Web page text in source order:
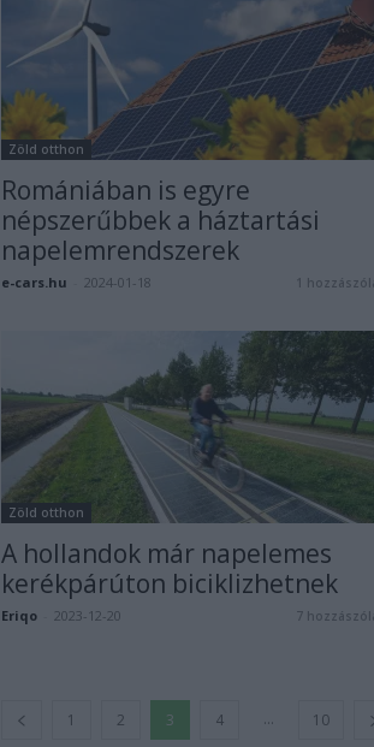
Zöld otthon
Romániában is egyre
népszerűbbek a háztartási
napelemrendszerek
e-cars.hu 2024-01-18 1
Zöld otthon
A hollandok már napelemes
kerékpárúton biciklizhetnek
Eriqo 2023-12-20 7
1 2 3 4 ... 10